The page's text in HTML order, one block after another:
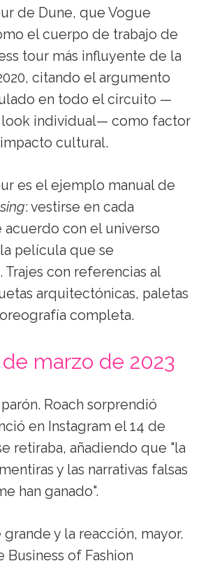
de Dune, que Vogue
el cuerpo de trabajo de
tour más influyente de la
citando el argumento
en todo el circuito —
look individual— como factor
cultural.
es el ejemplo manual de
: vestirse en cada
acuerdo con el universo
película que se
Trajes con referencias al
arquitectónicas, paletas
completa.
marzo de 2023
Roach sorprendió
en Instagram el 14 de
retiraba, añadiendo que "la
y las narrativas falsas
han ganado".
y la reacción, mayor.
Business of Fashion